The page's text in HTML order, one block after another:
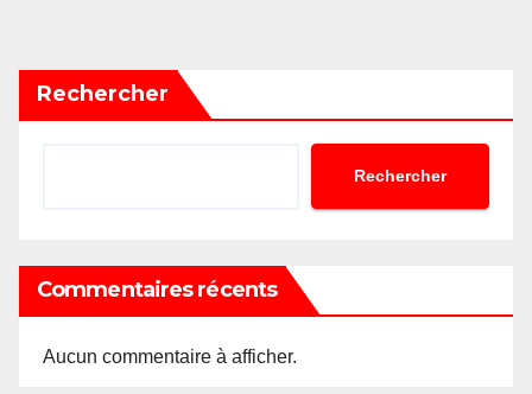
Rechercher
Rechercher
Commentaires récents
Aucun commentaire à afficher.